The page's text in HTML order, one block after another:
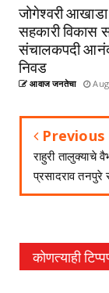
जोगेश्वरी आखाडा
सहकारी विकास
संचालकपदी आनंद
निवड
आवाज जनतेचा
Previous
राहुरी तालुक्याचे
प्रसादराव तनपुरे
कोणत्याही